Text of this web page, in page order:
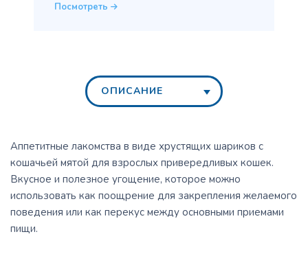
Посмотреть
ОПИСАНИЕ
Аппетитные лакомства в виде хрустящих шариков с
кошачьей мятой для взрослых привередливых кошек.
Вкусное и полезное угощение, которое можно
использовать как поощрение для закрепления желаемого
поведения или как перекус между основными приемами
пищи.